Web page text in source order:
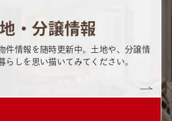
・分譲情報
件情報を随時更新中。土地や、分譲情
らしを思い描いてみてください。